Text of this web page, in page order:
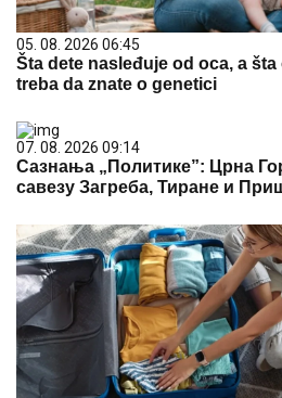
05. 08. 2026 06:45
Šta dete nasleđuje od oca, a
treba da znate o genetici
07. 08. 2026 09:14
Сазнања „Политике”: Црна
савезу Загреба, Тиране и